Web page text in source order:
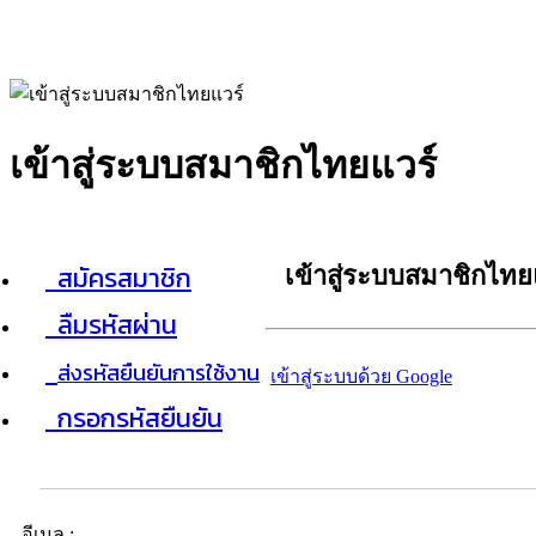
เข้าสู่ระบบสมาชิกไทยแวร์
สมัครสมาชิก
ลืมรหัสผ่าน
ส่งรหัสยืนยันการใช้งาน
กรอกรหัสยืนยัน
เข้าสู่ระบบสมาชิกไท
เข้าสู่ระบบด้วย Google